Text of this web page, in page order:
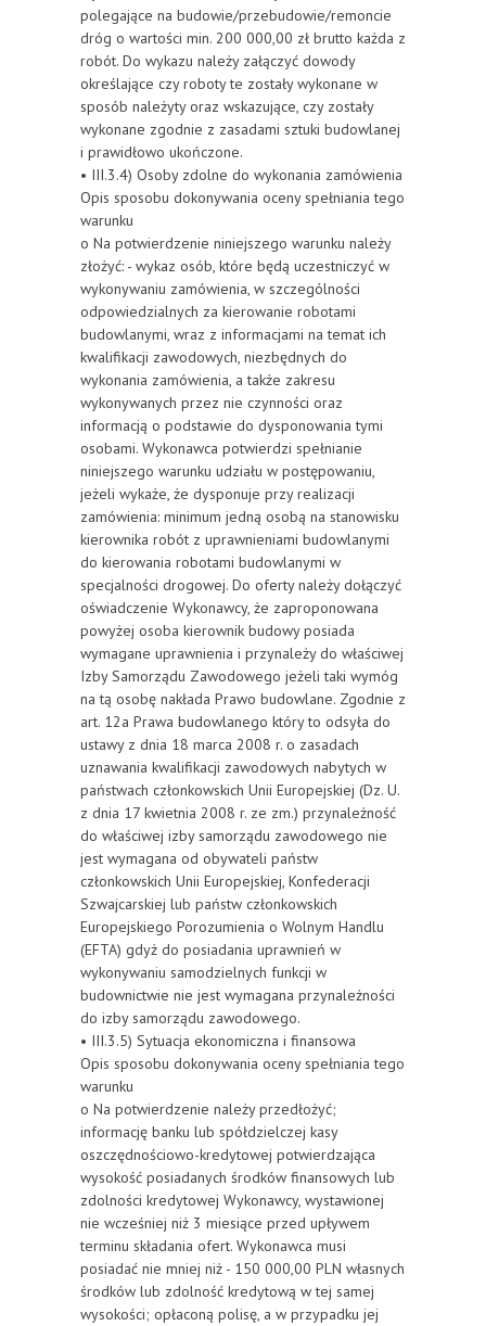
polegające na budowie/przebudowie/remoncie
dróg o wartości min. 200 000,00 zł brutto każda z
robót. Do wykazu należy załączyć dowody
określające czy roboty te zostały wykonane w
sposób należyty oraz wskazujące, czy zostały
wykonane zgodnie z zasadami sztuki budowlanej
i prawidłowo ukończone.
• III.3.4) Osoby zdolne do wykonania zamówienia
Opis sposobu dokonywania oceny spełniania tego
warunku
o Na potwierdzenie niniejszego warunku należy
złożyć: - wykaz osób, które będą uczestniczyć w
wykonywaniu zamówienia, w szczególności
odpowiedzialnych za kierowanie robotami
budowlanymi, wraz z informacjami na temat ich
kwalifikacji zawodowych, niezbędnych do
wykonania zamówienia, a także zakresu
wykonywanych przez nie czynności oraz
informacją o podstawie do dysponowania tymi
osobami. Wykonawca potwierdzi spełnianie
niniejszego warunku udziału w postępowaniu,
jeżeli wykaże, że dysponuje przy realizacji
zamówienia: minimum jedną osobą na stanowisku
kierownika robót z uprawnieniami budowlanymi
do kierowania robotami budowlanymi w
specjalności drogowej. Do oferty należy dołączyć
oświadczenie Wykonawcy, że zaproponowana
powyżej osoba kierownik budowy posiada
wymagane uprawnienia i przynależy do właściwej
Izby Samorządu Zawodowego jeżeli taki wymóg
na tą osobę nakłada Prawo budowlane. Zgodnie z
art. 12a Prawa budowlanego który to odsyła do
ustawy z dnia 18 marca 2008 r. o zasadach
uznawania kwalifikacji zawodowych nabytych w
państwach członkowskich Unii Europejskiej (Dz. U.
z dnia 17 kwietnia 2008 r. ze zm.) przynależność
do właściwej izby samorządu zawodowego nie
jest wymagana od obywateli państw
członkowskich Unii Europejskiej, Konfederacji
Szwajcarskiej lub państw członkowskich
Europejskiego Porozumienia o Wolnym Handlu
(EFTA) gdyż do posiadania uprawnień w
wykonywaniu samodzielnych funkcji w
budownictwie nie jest wymagana przynależności
do izby samorządu zawodowego.
• III.3.5) Sytuacja ekonomiczna i finansowa
Opis sposobu dokonywania oceny spełniania tego
warunku
o Na potwierdzenie należy przedłożyć;
informację banku lub spółdzielczej kasy
oszczędnościowo-kredytowej potwierdzająca
wysokość posiadanych środków finansowych lub
zdolności kredytowej Wykonawcy, wystawionej
nie wcześniej niż 3 miesiące przed upływem
terminu składania ofert. Wykonawca musi
posiadać nie mniej niż - 150 000,00 PLN własnych
środków lub zdolność kredytową w tej samej
wysokości; opłaconą polisę, a w przypadku jej